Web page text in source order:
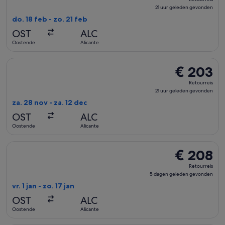
21
21 uur geleden gevonden
do. 18 feb - zo. 21 feb
OST
Oostende
ALC
Alicante
€ 203
Retourreis,
21
€ 203
Retourreis
21 uur geleden gevonden
za. 28 nov - za. 12 dec
OST
Oostende
ALC
Alicante
€ 208
Retourreis,
5
€ 208
Retourreis
5 dagen geleden gevonden
vr. 1 jan - zo. 17 jan
OST
Oostende
ALC
Alicante